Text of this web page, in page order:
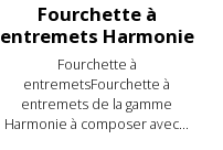
Fourchette à
entremets Harmonie
Fourchette à
entremetsFourchette à
entremets de la gamme
Harmonie à composer avec...